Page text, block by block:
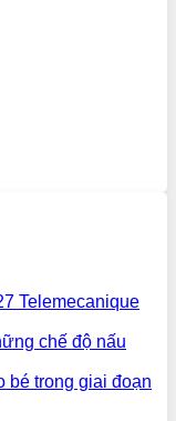
Telemecanique
chế độ nấu
bé trong giai đoạn